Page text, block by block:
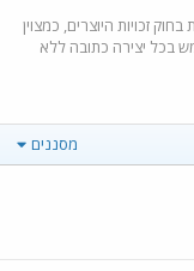
זכויות היוצרים, כמצוין
בכל יצירה כתובה ללא
מסננים